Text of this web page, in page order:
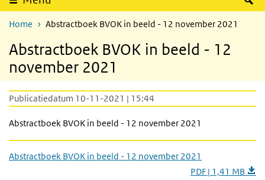
Home Abstractboek BVOK in beeld - 12 november 2021
Abstractboek BVOK in beeld - 12
november 2021
Publicatiedatum 10-11-2021 | 15:44
Abstractboek BVOK in beeld - 12 november 2021
Abstractboek BVOK in beeld - 12 november 2021
PDF | 1,41 MB